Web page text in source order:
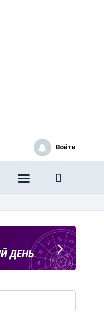
Войти
ДЕНЬ